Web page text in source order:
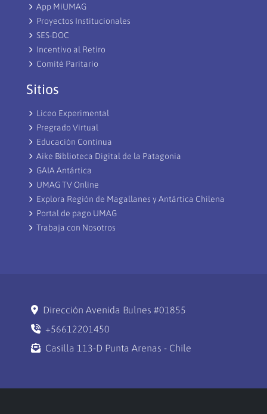
App MiUMAG
Proyectos Institucionales
SES-DOC
Incentivo al Retiro
Comité Paritario
Sitios
Liceo Experimental
Pregrado Virtual
Educación Continua
Aike Biblioteca Digital de la Patagonia
GAIA Antártica
UMAG TV Online
Explora Región de Magallanes y Antártica Chilena
Portal de pago UMAG
Trabaja con Nosotros
Dirección Avenida Bulnes #01855
+56612201450
Casilla 113-D Punta Arenas - Chile